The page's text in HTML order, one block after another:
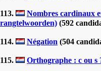
113.
Nombres cardinaux
rangtelwoorden) (592
114. Négation (504
115. Orthographe : c ou s